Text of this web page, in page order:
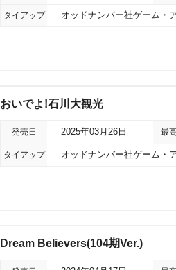
タイアップ オッドナンバー社ゲーム・
おいでよ!石川大観光
発売日 2025年03月26日 最
タイアップ オッドナンバー社ゲーム・
Dream Believers(104期Ver.)